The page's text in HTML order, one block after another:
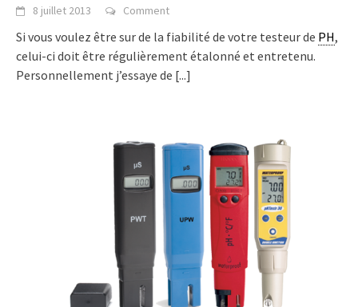
8 juillet 2013 Comment
Si vous voulez être sur de la fiabilité de votre testeur de PH,
celui-ci doit être régulièrement étalonné et entretenu.
Personnellement j’essaye de [...]